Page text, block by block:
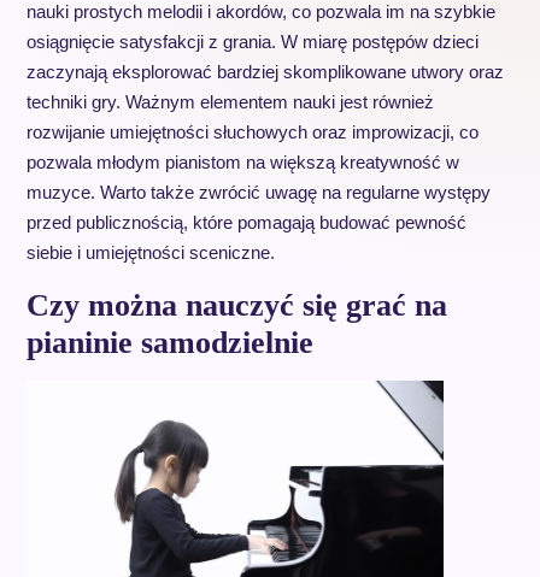
nauki prostych melodii i akordów, co pozwala im na szybkie
osiągnięcie satysfakcji z grania. W miarę postępów dzieci
zaczynają eksplorować bardziej skomplikowane utwory oraz
techniki gry. Ważnym elementem nauki jest również
rozwijanie umiejętności słuchowych oraz improwizacji, co
pozwala młodym pianistom na większą kreatywność w
muzyce. Warto także zwrócić uwagę na regularne występy
przed publicznością, które pomagają budować pewność
siebie i umiejętności sceniczne.
Czy można nauczyć się grać na
pianinie samodzielnie